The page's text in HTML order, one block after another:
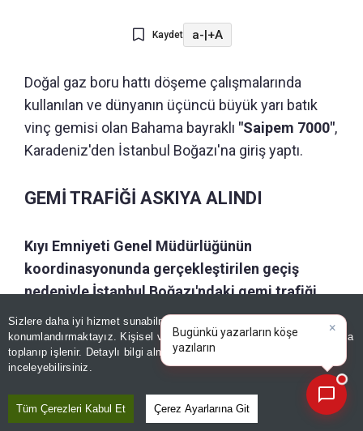
Sizlere daha iyi hizmet sunabilmek adına sitemizde
konumlandırmaktayız. Kişisel verileriniz, KVKK ve GDPR kapsamında
toplanıp işlenir. Detaylı bilgi almak içinAydınlatma Metnimizi
inceleyebilirsiniz.
Tüm Çerezleri Kabul Et Çerez Ayarlarına Git
Kaydet a-|+A
Doğal gaz boru hattı döşeme çalışmalarında
kullanılan ve dünyanın üçüncü büyük yarı batık
vinç gemisi olan Bahama bayraklı "Saipem 7000",
Karadeniz'den İstanbul Boğazı'na giriş yaptı.
GEMİ TRAFİĞİ ASKIYA ALINDI
Kıyı Emniyeti Genel Müdürlüğünün
koordinasyonunda gerçekleştirilen geçiş
nedeniyle İstanbul Boğazı'ndaki gemi trafiği
çift yönlü olarak askıya alındı.
198 metre uzunluğundaki gemi, köprülerin
altından geçebilmek için tanklarını deniz suyuyla
doldurarak alçaldı ve vinç kulelerini yatırdı.
Normalde 135 metre olan platformun yüksekliği,
×
Bugünkü yazarların köşe
yazılarını özetleyin!